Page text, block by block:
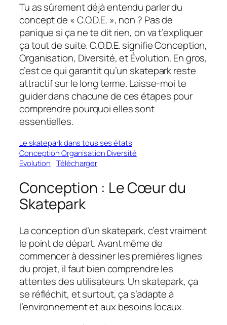
Tu as sûrement déjà entendu parler du
concept de « C.O.D.E. », non ? Pas de
panique si ça ne te dit rien, on va t’expliquer
ça tout de suite. C.O.D.E. signifie Conception,
Organisation, Diversité, et Évolution. En gros,
c’est ce qui garantit qu’un skatepark reste
attractif sur le long terme. Laisse-moi te
guider dans chacune de ces étapes pour
comprendre pourquoi elles sont
essentielles.
Le skatepark dans tous ses états
Conception Organisation Diversité
Evolution
Télécharger
Conception : Le Cœur du
Skatepark
La conception d’un skatepark, c’est vraiment
le point de départ. Avant même de
commencer à dessiner les premières lignes
du projet, il faut bien comprendre les
attentes des utilisateurs. Un skatepark, ça
se réfléchit, et surtout, ça s’adapte à
l’environnement et aux besoins locaux.